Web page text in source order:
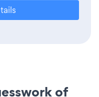
of